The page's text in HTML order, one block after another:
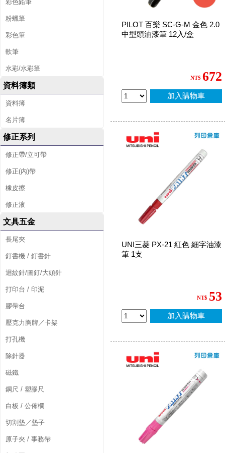
彩色鉛筆
粉蠟筆
彩色筆
軟筆
水彩/水彩筆
資料簿類
資料簿
名片簿
修正系列
修正帶/立可帶
修正(內)帶
橡皮擦
修正液
文具五金
長尾夾
釘書機 / 釘書針
迴紋針/圖釘/大頭針
打印台 / 印泥
膠帶台
壓克力胸牌／卡架
打孔機
除針器
磁鐵
鋼尺 / 塑膠尺
白板 / 公佈欄
切割墊／墊子
原子夾 / 事務帶
PILOT 百樂 SC-G-M 金色 2.0
中型頭油漆筆 12入/盒
NT$ 672
加入購物車
UNI三菱 PX-21 紅色 細字油漆
筆 1支
NT$ 53
加入購物車